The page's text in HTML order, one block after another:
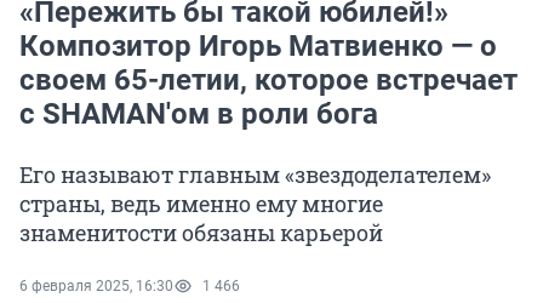
«Пережить бы такой юбилей!»
Композитор Игорь Матвиенко — о
своем 65-летии, которое встречает
с SHAMAN'ом в роли бога
Его называют главным «звездоделателем»
страны, ведь именно ему многие
знаменитости обязаны карьерой
6 февраля 2025, 16:30 1 466